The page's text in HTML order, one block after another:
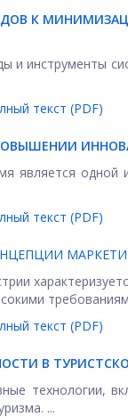
К
и инструменты
текст (PDF)
является
текст (PDF)
текст (PDF)
В
технологии,
...